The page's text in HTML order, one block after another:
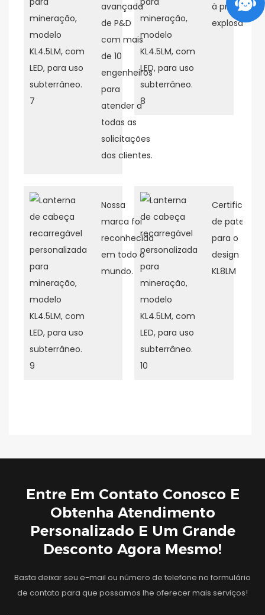
avançada
de P&D
com mais
de 10
engenheiros
para
atender a
todas as
solicitações
dos clientes.
à prova de
explosão.
Nossa
marca foi
reconhecida
em todo o
mundo.
Certificado
de patente
para o
design
KL8LM
Entre Em Contato Conosco E
Obtenha Atendimento
Personalizado E Um Grande
Desconto Agora Mesmo!
Basta deixar seu e-mail ou número de telefone no formulário
de contato para que possamos lhe oferecer mais serviços!